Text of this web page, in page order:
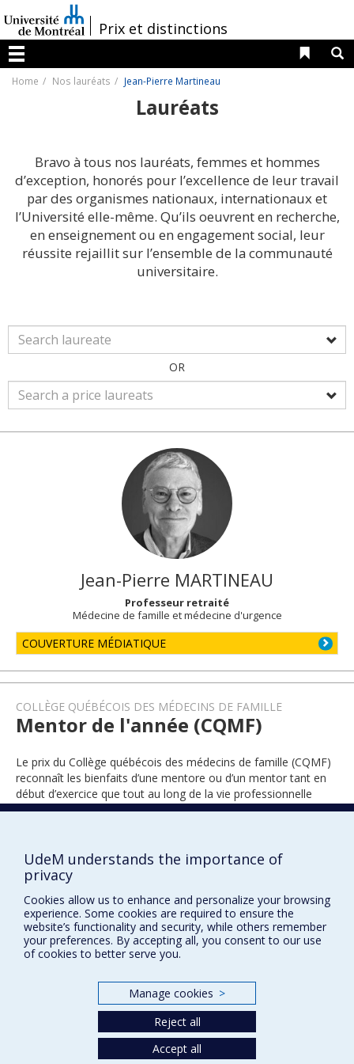
au
contenu
/Prix et distinctions
Menu
Liens
Home Nos lauréats Jean-Pierre Martineau
Lauréats
Bravo à tous nos lauréats, femmes et hommes
d’exception, honorés pour l’excellence de leur travail
par des organismes nationaux, internationaux et
l’Université elle-même. Qu’ils oeuvrent en recherche,
en enseignement ou en engagement social, leur
réussite rejaillit sur l’ensemble de la communauté
universitaire.
OR
Jean-Pierre MARTINEAU
Professeur retraité
Médecine de famille et médecine d'urgence
COUVERTURE MÉDIATIQUE
COLLÈGE QUÉBÉCOIS DES MÉDECINS DE FAMILLE
Mentor de l'année (CQMF)
Le prix du Collège québécois des médecins de famille (CQMF)
reconnaît les bienfaits d’une mentore ou d’un mentor tant en
début d’exercice que tout au long de la vie professionnelle
auprès d’une ou d’un médecin de famille.
UdeM understands the importance of
privacy
Cookies allow us to enhance and personalize your browsing
experience. Some cookies are required to ensure the
website’s functionality and security, while others remember
your preferences. By accepting all, you consent to our use
of cookies to better serve you.
Manage cookies >
Reject all
Accept all